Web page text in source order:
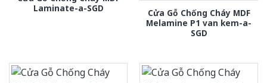
Laminate-a-SGD
Cửa Gỗ Chống Cháy MDF
Melamine P1 van kem-a-
SGD